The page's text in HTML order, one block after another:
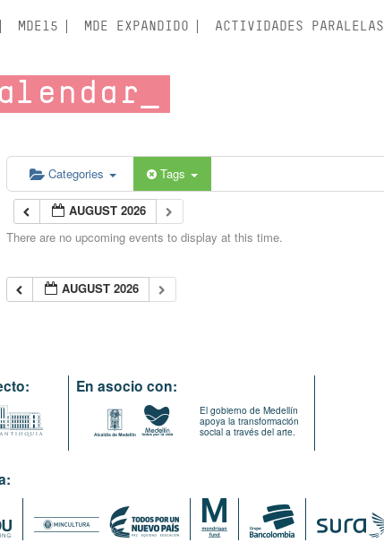
MDE15 MDE EXPANDIDO ACTIVIDADES PARALELAS
Categories Tags
AUGUST 2026
There are no upcoming events to display at this time.
AUGUST 2026
En asocio con:
El gobierno de Medellín
apoya la transformación
social a través del arte.